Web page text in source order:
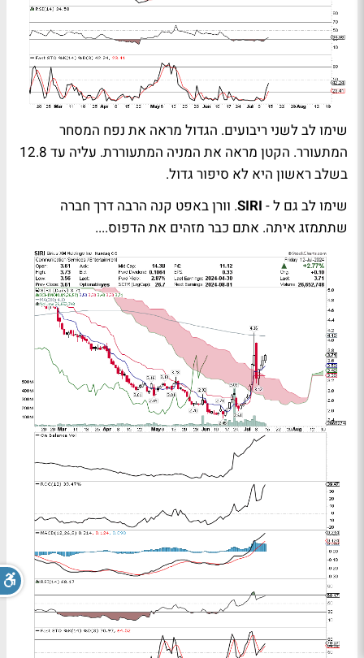
שימו לב לשני ריבועים. הגדול מראה את נפח המסחר
המתעורר. הקטן מראה את המניה המתעוררת. עליה עד 12.8
בשלב ראשון היא לא סיפור גדול.
שימו לב גם ל - SIRI. וורן באפט קנה הרבה דרך חברה
שתתמזג איתה. אתם כבר מזהים את הדפוס....